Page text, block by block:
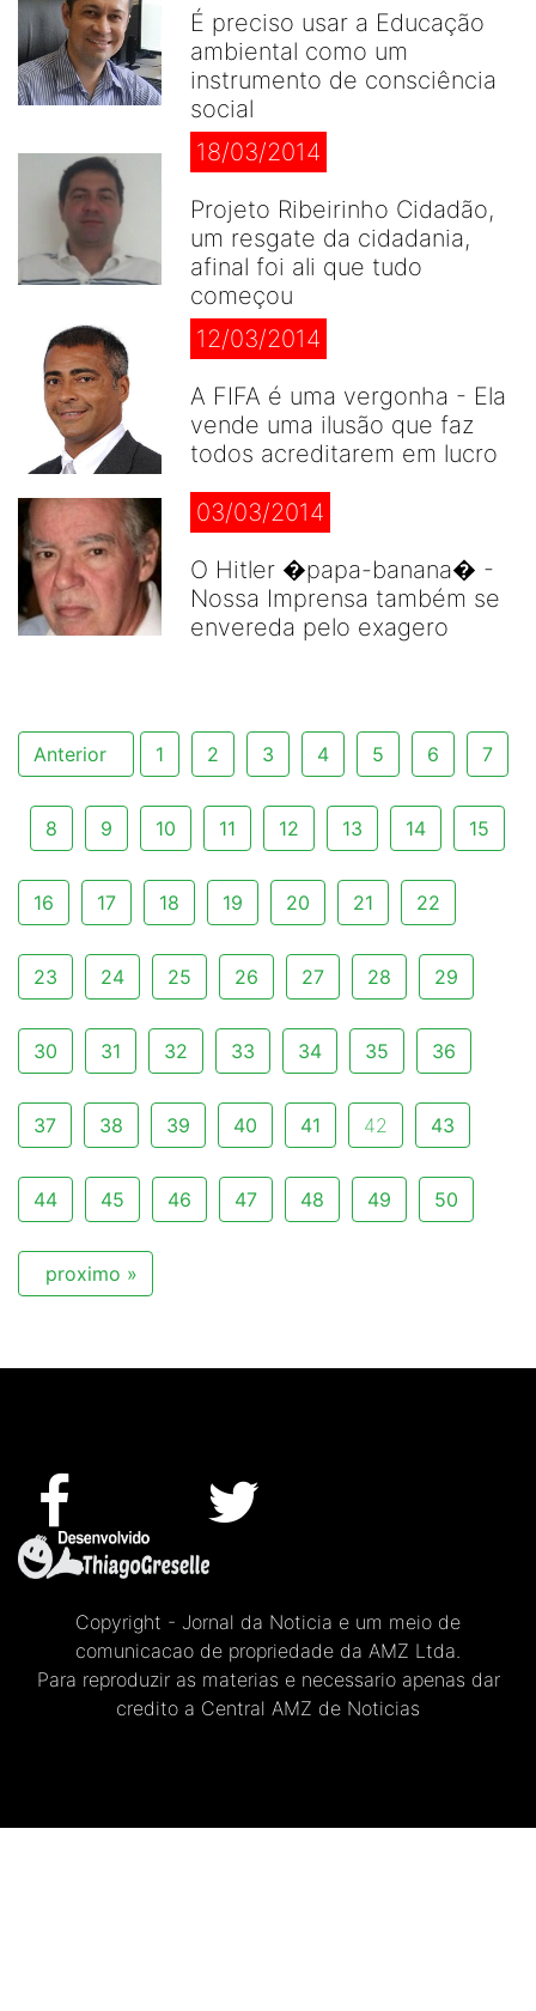
É preciso usar a Educação
ambiental como um
instrumento de consciência
social
18/03/2014
Projeto Ribeirinho Cidadão,
um resgate da cidadania,
afinal foi ali que tudo
começou
12/03/2014
A FIFA é uma vergonha - Ela
vende uma ilusão que faz
todos acreditarem em lucro
03/03/2014
O Hitler �papa-banana� -
Nossa Imprensa também se
envereda pelo exagero
Anterior 1 2 3 4 5 6 7
8 9 10 11 12 13 14 15
16 17 18 19 20 21 22
23 24 25 26 27 28 29
30 31 32 33 34 35 36
37 38 39 40 41 42 43
44 45 46 47 48 49 50
proximo »
Copyright - Jornal da Noticia e um meio de
comunicacao de propriedade da AMZ Ltda.
Para reproduzir as materias e necessario apenas dar
credito a Central AMZ de Noticias